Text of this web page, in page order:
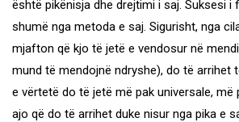
është pikënisja dhe drejtimi i saj. Suksesi
shumë nga metoda e saj. Sigurisht, nga
mjafton që kjo të jetë e vendosur në
mund të mendojnë ndryshe), do të arrihet
e vërtetë do të jetë më pak universale, më
ajo që do të arrihet duke nisur nga pika e